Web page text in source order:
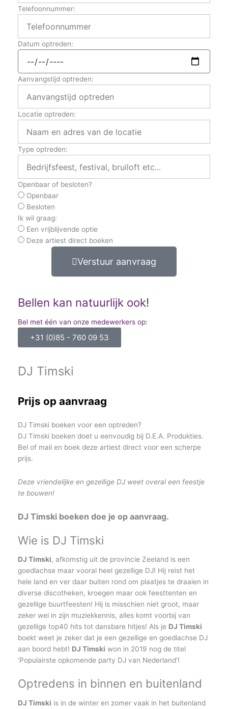
DJ Timski
Prijs op aanvraag
DJ Timski boeken voor een optreden?
DJ Timski boeken doet u eenvoudig bij D.E.A. Produkties.
Bel of mail en boek deze artiest direct voor een scherpe
prijs.
Deze vriendelijke en gezellige DJ weet overal een feestje
te bouwen!
DJ Timski boeken doe je op aanvraag.
Wie is DJ Timski
DJ Timski, afkomstig uit de provincie Zeeland is een
goedlachse maar vooral heel gezellige DJ! Hij reist het
hele land en ver daar buiten rond om plaatjes te draaien in
diverse discotheken, kroegen maar ook feesttenten en
gezellige buurtfeesten! Hij is misschien niet groot, maar
zeker wel in zijn muziekkennis, alles komt voorbij van
gezellige top40 hits tot dansbare hitjes! Als je DJ Timski
boekt weet je zeker dat je een gezellige en goedlachse DJ
aan boord hebt! DJ Timski won in 2019 nog de titel
‘Populairste opkomende party DJ van Nederland’!
Optredens in binnen en buitenland
DJ Timski is in de winter en zomer vaak in het buitenland
Telefoonnummer:
Datum optreden:
Aanvangstijd optreden:
Locatie optreden:
Type optreden:
Openbaar of besloten?
Openbaar
Besloten
Ik wil graag:
Een vrijblijvende optie
Deze artiest direct boeken
Verstuur aanvraag
Bellen kan natuurlijk ook!
Bel met één van onze medewerkers op:
+31 (0)85 - 760 09 53